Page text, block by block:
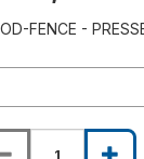
FENCE -